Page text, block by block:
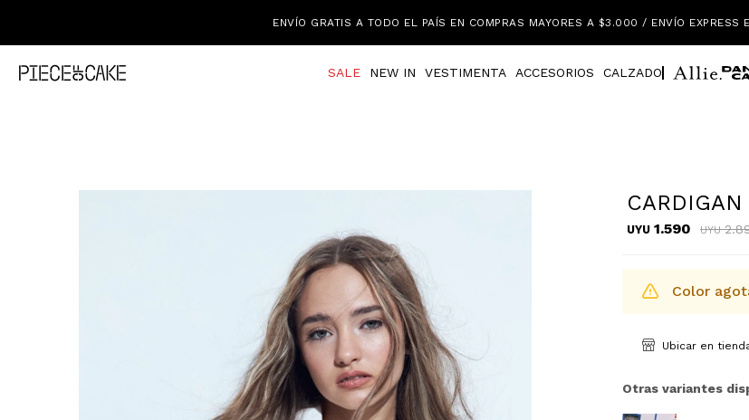
ENVÍO GRATIS A TODO EL PAÍS EN COMPRAS MAYORES A $3.000 / ENVÍO EXPRESS
SALE NEW IN VESTIMENTA ACCESORIOS CALZADO
UYU 1.590 UYU
Color
Ubicar en
Otras variantes